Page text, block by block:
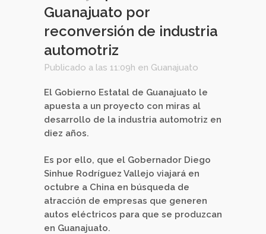
Guanajuato por
reconversión de industria
automotriz
Publicado a las 11:09h en Guanajuato
El Gobierno Estatal de Guanajuato le
apuesta a un proyecto con miras al
desarrollo de la industria automotriz en
diez años.
Es por ello, que el Gobernador Diego
Sinhue Rodríguez Vallejo viajará en
octubre a China en búsqueda de
atracción de empresas que generen
autos eléctricos para que se produzcan
en Guanajuato.